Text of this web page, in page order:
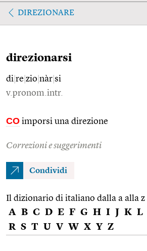
DIREZIONARE
direzionarsi
di re zio nàr si
v.pronom.intr.
CO imporsi una direzione
Correzioni e suggerimenti
Condividi
Il dizionario di italiano dalla a alla z
A B C D E F G H I J K L
R S T U V W X Y Z